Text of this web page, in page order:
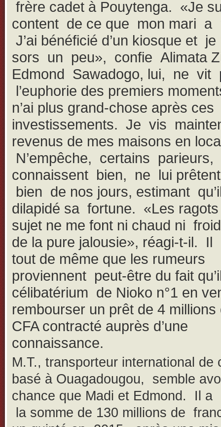
frère cadet à Pouytenga. «Je
content de ce que mon mari a
J’ai bénéficié d’un kiosque et je
sors un peu», confie Alimata
Edmond Sawadogo, lui, ne vit
l’euphorie des premiers
n’ai plus grand-chose après ces
investissements. Je vis
revenus de mes maisons en
N’empêche, certains parieurs,
connaissent bien, ne lui
bien de nos jours, estimant
dilapidé sa fortune. «Les ragots
sujet ne me font ni chaud ni
de la pure jalousie», réagi-t-il. Il
tout de même que les rumeurs
proviennent peut-être du fait
célibatérium de Nioko n°1 en
rembourser un prêt de 4
CFA contracté auprès d’une
connaissance.
M.T., transporteur international de
basé à Ouagadougou, semble
chance que Madi et Edmond. Il
la somme de 130 millions de